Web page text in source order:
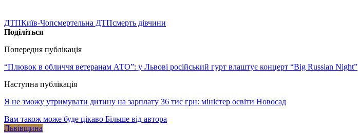
ДТПКиїв-Чопсмертельна ДТПсмерть дівчини
Поділіться
Попередня публікація
“Плювок в обличчя ветеранам АТО”: у Львові російський гурт влаштує концерт “Big Russian Night”
Наступна публікація
Я не зможу утримувати дитину на зарплату 36 тис грн: міністер освіти Новосад
Вам також може буде цікаво Більше від автора
Львівщина